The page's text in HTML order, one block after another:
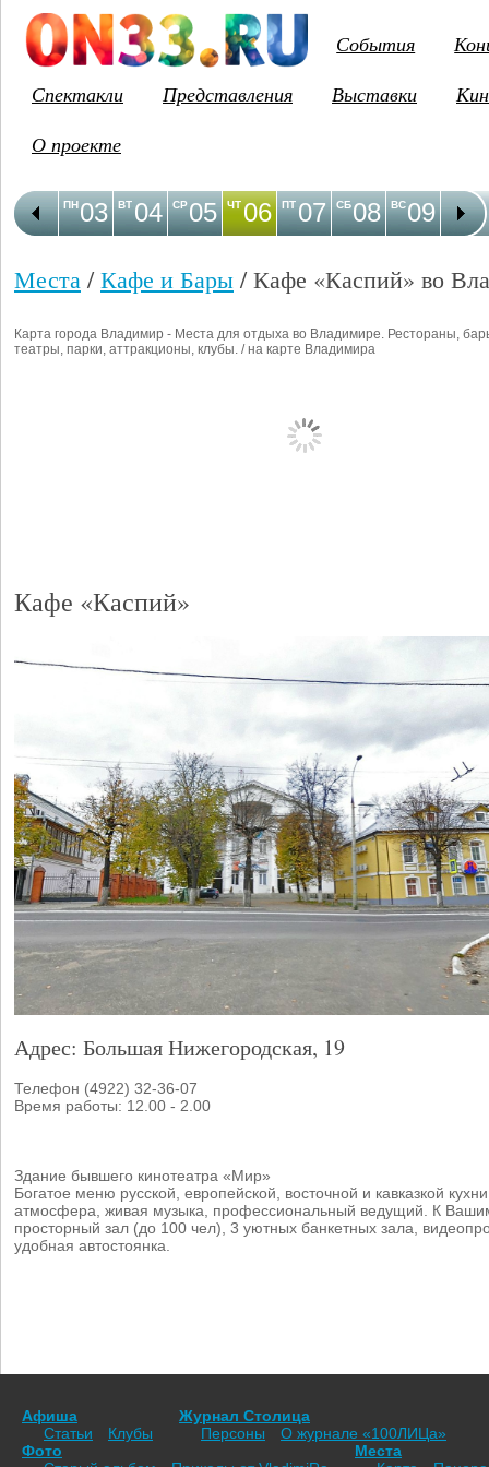
События
Спектакли
Представления Выставки
О проекте
03
ПН 04
ВТ 05
СР 06
ЧТ 07
ПТ 08
СБ 09
ВС 10
ПН
Места /Кафе и Бары / Кафе «Каспий» во
Карта города Владимир - Места для отдыха во Владимире. Рестораны,
театры, парки, аттракционы, клубы. / на карте Владимира
Кафе «Каспий»
Адрес: Большая Нижегородская, 19
Телефон (4922) 32-36-07
Время работы: 12.00 - 2.00
Здание бывшего кинотеатра «Мир»
Богатое меню русской, европейской, восточной и кавказкой
атмосфера, живая музыка, профессиональный ведущий. К
просторный зал (до 100 чел), 3 уютных банкетных зала,
удобная автостоянка.
Афиша
Статьи
Клубы
Журнал Столица
Персоны
О журнале «100ЛИЦа»
Фото
Места